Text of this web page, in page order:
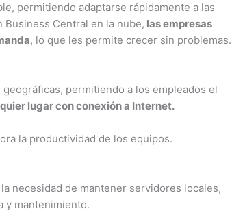
permitiendo adaptarse rápidamente a las
Business Central en la nube, las empresas
, lo que les permite crecer sin problemas.
permitiendo a los empleados el
lugar con conexión a Internet.
la productividad de los equipos.
necesidad de mantener servidores locales,
y mantenimiento.